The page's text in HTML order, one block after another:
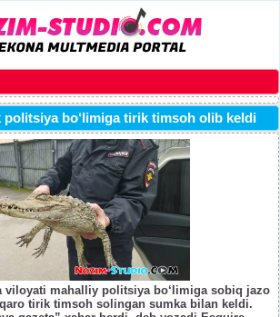
politsiya bo‘limiga tirik timsoh olib keldi
viloyati mahalliy politsiya bo‘limiga sobiq jazo
tirik timsoh solingan sumka bilan keldi.